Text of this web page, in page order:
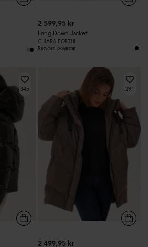
2 599,95 kr
Long Down Jacket
CHIARA FORTHI
Recycled polyester
345 291
2 499,95 kr